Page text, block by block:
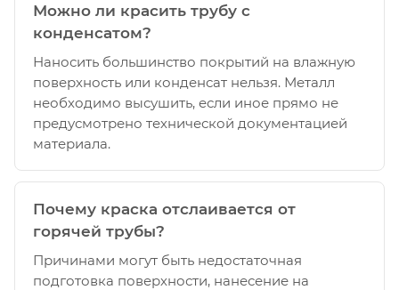
Можно ли красить трубу с
конденсатом?
Наносить большинство покрытий на влажную
поверхность или конденсат нельзя. Металл
необходимо высушить, если иное прямо не
предусмотрено технической документацией
материала.
Почему краска отслаивается от
горячей трубы?
Причинами могут быть недостаточная
подготовка поверхности, нанесение на